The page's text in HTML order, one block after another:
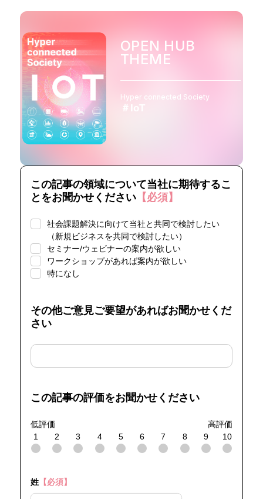
OPEN HUB
THEME
Hyper connected Society
＃IoT
この記事の領域について当社に期待するこ
とをお聞かせください【必須】
社会課題解決に向けて当社と共同で検討したい
（新規ビジネスを共同で検討したい）
セミナー/ウェビナーの案内が欲しい
ワークショップがあれば案内が欲しい
特になし
その他ご意見ご要望があればお聞かせくだ
さい
この記事の評価をお聞かせください
低評価
高評価
1
2 3 4 5 6 7 8 9 10
姓【必須】